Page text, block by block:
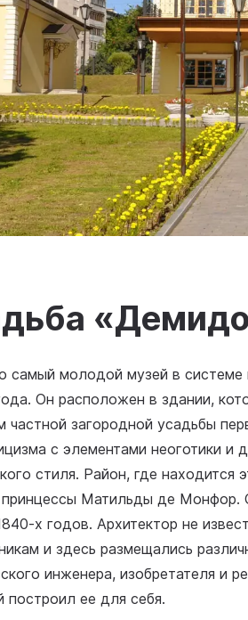
самый молодой музей в системе
Он расположен в здании,
частной загородной усадьбы
с элементами неоготики и
стиля. Район, где находится
Матильды де Монфор.
х годов. Архитектор не
и здесь размещались
инженера, изобретателя и
ее для себя.